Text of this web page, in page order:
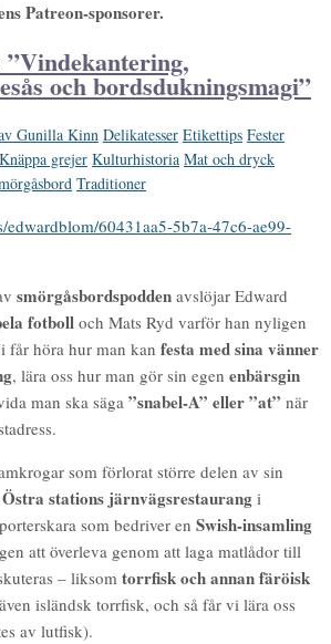
Patreon-sponsorer.
”Vindekantering,
och bordsdukningsmagi”
Gunilla Kinn Delikatesser Etikettips Fester
Knäppa grejer Kulturhistoria Mat och dryck
Traditioner
edwardblom/60431aa5-5b7a-47c6-ae99-
smörgåsbordspodden avslöjar Edward
fotboll och Mats Ryd varför han nyligen
får höra hur man kan festa med sina vänner
, lära oss hur man gör sin egen enbärsgin
man ska säga ”snabel-A” eller ”at” när
som förlorat större delen av sin
Östra stations järnvägsrestaurang i
som bedriver en Swish-insamling
att överleva genom att laga matlådor till
– liksom torrfisk och annan färöisk
isländsk torrfisk, och så får vi lära oss
av lutfisk).